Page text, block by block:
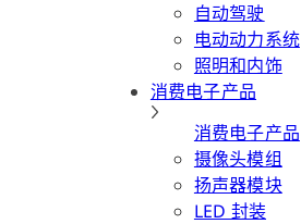
自动驾驶
电动动力系统
照明和内饰
消费电子产品
消费电子产品
摄像头模组
扬声器模块
LED 封装